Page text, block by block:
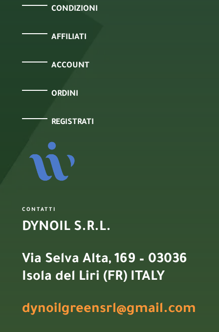
CONDIZIONI
AFFILIATI
ACCOUNT
ORDINI
REGISTRATI
CONTATTI
DYNOIL S.R.L.
Via Selva Alta, 169 – 03036
Isola del Liri (FR) ITALY
dynoilgreensrl@gmail.com